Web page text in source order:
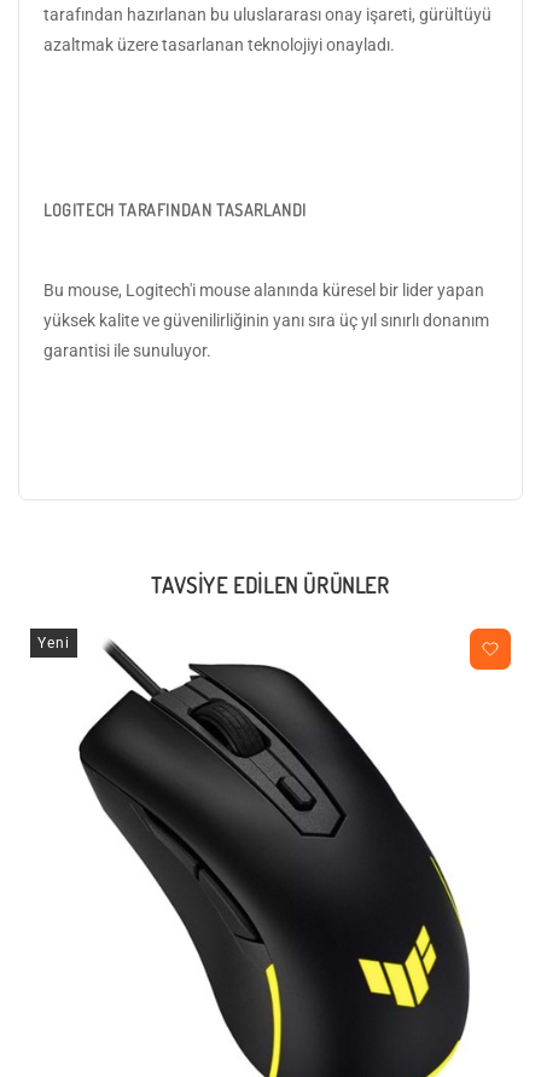
tarafından hazırlanan bu uluslararası onay işareti, gürültüyü
azaltmak üzere tasarlanan teknolojiyi onayladı.
LOGITECH TARAFINDAN TASARLANDI
Bu mouse, Logitech'i mouse alanında küresel bir lider yapan
yüksek kalite ve güvenilirliğinin yanı sıra üç yıl sınırlı donanım
garantisi ile sunuluyor.
TAVSIYE EDILEN ÜRÜNLER
Yeni